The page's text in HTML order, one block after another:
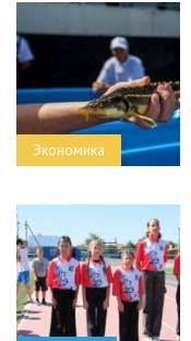
Экономика